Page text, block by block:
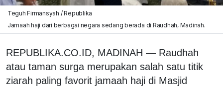
Teguh Firmansyah / Republika
Jamaah haji dari berbagai negara sedang berada di Raudhah, Madinah.
REPUBLIKA.CO.ID, MADINAH — Raudhah
atau taman surga merupakan salah satu titik
ziarah paling favorit jamaah haji di Masjid